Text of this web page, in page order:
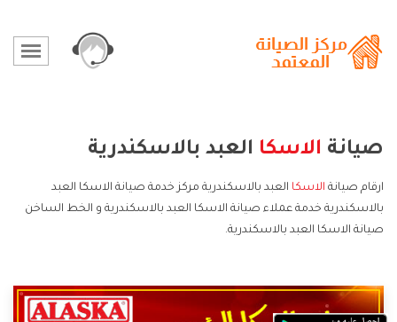
صيانة الاسكا العبد بالاسكندرية
ارقام صيانة الاسكا العبد بالاسكندرية مركز خدمة صيانة الاسكا العبد
بالاسكندرية خدمة عملاء صيانة الاسكا العبد بالاسكندرية و الخط الساخن
صيانة الاسكا العبد بالاسكندرية.